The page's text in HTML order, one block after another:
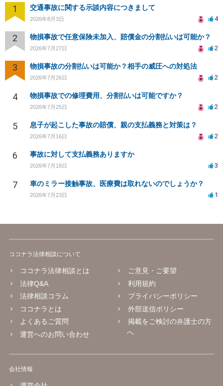
1 交通事故に関する示談内容につきまして
2026年8月3日 4
2 物損事故で任意保険未加入、賠償金の分割払いは可能か？
2026年7月27日 2
3 物損事故の分割払いは可能か？相手の威圧への対処法
2026年7月26日 2
4 物損事故での修理費用、分割払いは可能ですか？
2026年7月25日 2
5 息子が起こした事故の賠償、親の支払義務と対策は？
2026年7月16日 2
6 事故に対して支払義務ありますか
2026年7月18日 3
7 車のミラー接触事故、医療費は取れないのでしょうか？
2026年7月23日 1
ココナラ法律相談について
ココナラ法律相談とは
法律Q&A
法律相談コラム
ココナラとは
よくあるご質問
運営へのお問い合わせ
ご意見・ご要望
利用規約
プライバシーポリシー
外部送信ポリシー
掲載をご検討の弁護士の方
へ
会社情報